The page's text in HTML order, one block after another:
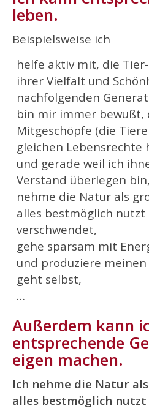
leben.
Beispielsweise ich
helfe aktiv mit, die
ihrer Vielfalt und
nachfolgenden
bin mir immer bewußt,
Mitgeschöpfe (die
gleichen Lebensrechte
und gerade weil ich
Verstand überlegen bin,
nehme die Natur als
alles bestmöglich nutzt
verschwendet,
gehe sparsam mit
und produziere
geht selbst,
…
Außerdem kann
entsprechende
eigen machen.
Ich nehme die Natur
alles bestmöglich